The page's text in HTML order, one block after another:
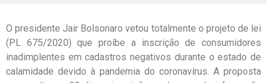
O presidente Jair Bolsonaro vetou totalmente o projeto de lei
(PL 675/2020) que proíbe a inscrição de consumidores
inadimplentes em cadastros negativos durante o estado de
calamidade devido à pandemia do coronavírus. A proposta